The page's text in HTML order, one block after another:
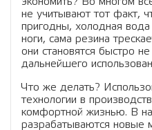
не учитывают тот факт,
пригодны, холодная вода
ноги, сама резина
они становятся быстро
дальнейшего
Что же делать?
технологии в
комфортной жизнью. В
разрабатываются новые